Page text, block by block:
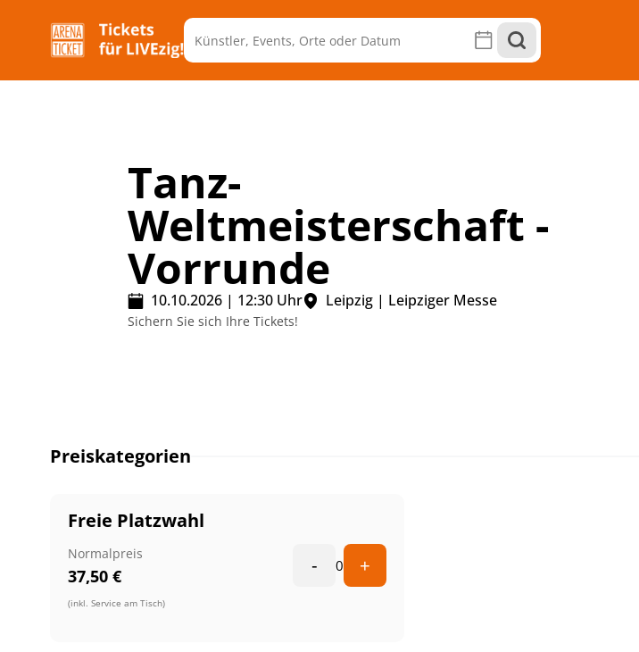
Tanz-
Weltmeisterschaft -
Vorrunde
10.10.2026 | 12:30 Uhr Leipzig | Leipziger Messe
Sichern Sie sich Ihre Tickets!
Preiskategorien
Freie Platzwahl
Normalpreis
37,50 € - 0 +
(inkl. Service am Tisch)